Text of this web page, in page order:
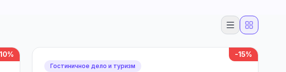
-15%
Гостиничное дело и туризм